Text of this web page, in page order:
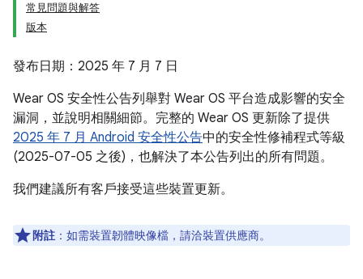
常見問題與解答
版本
發布日期：2025 年 7 月 7 日
Wear OS 安全性公告列舉對 Wear OS 平台造成影響的安全
漏洞，並說明相關細節。完整的 Wear OS 更新除了提供
2025 年 7 月 Android 安全性公告中的安全性修補程式等級
(2025-07-05 之後)，也解決了本公告列出的所有問題。
我們建議所有客戶接受這些裝置更新。
附註 ：如需裝置韌體映像檔，請洽裝置供應商。